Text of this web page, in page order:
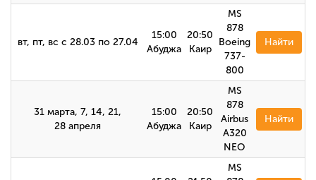
вт, пт, вс с 28.03 по 27.04
15:00
Абуджа
20:50
Каир
MS
878
Boeing
737-
800
Найти
31 марта, 7, 14, 21,
28 апреля
15:00
Абуджа
20:50
Каир
MS
878
Airbus
A320
NEO
Найти
MS